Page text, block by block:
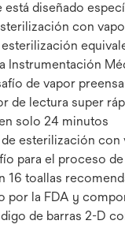
diseñado
con
Instrumentación
de vapor
de lectura super
solo 24 minutos
esterilización con
para el proceso
16 toallas
por la FDA y
de barras 2-D